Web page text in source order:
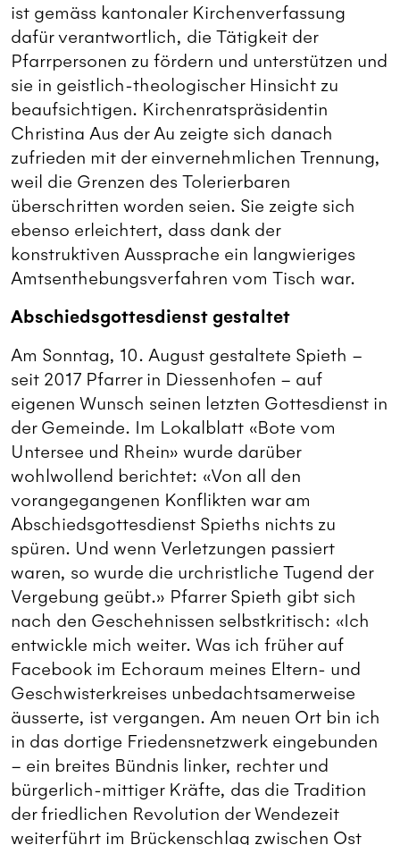
ist gemäss kantonaler Kirchenverfassung
dafür verantwortlich, die Tätigkeit der
Pfarrpersonen zu fördern und unterstützen und
sie in geistlich-theologischer Hinsicht zu
beaufsichtigen. Kirchenratspräsidentin
Christina Aus der Au zeigte sich danach
zufrieden mit der einvernehmlichen Trennung,
weil die Grenzen des Tolerierbaren
überschritten worden seien. Sie zeigte sich
ebenso erleichtert, dass dank der
konstruktiven Aussprache ein langwieriges
Amtsenthebungsverfahren vom Tisch war.
Abschiedsgottesdienst gestaltet
Am Sonntag, 10. August gestaltete Spieth –
seit 2017 Pfarrer in Diessenhofen – auf
eigenen Wunsch seinen letzten Gottesdienst in
der Gemeinde. Im Lokalblatt «Bote vom
Untersee und Rhein» wurde darüber
wohlwollend berichtet: «Von all den
vorangegangenen Konflikten war am
Abschiedsgottesdienst Spieths nichts zu
spüren. Und wenn Verletzungen passiert
waren, so wurde die urchristliche Tugend der
Vergebung geübt.» Pfarrer Spieth gibt sich
nach den Geschehnissen selbstkritisch: «Ich
entwickle mich weiter. Was ich früher auf
Facebook im Echoraum meines Eltern- und
Geschwisterkreises unbedachtsamerweise
äusserte, ist vergangen. Am neuen Ort bin ich
in das dortige Friedensnetzwerk eingebunden
– ein breites Bündnis linker, rechter und
bürgerlich-mittiger Kräfte, das die Tradition
der friedlichen Revolution der Wendezeit
weiterführt im Brückenschlag zwischen Ost